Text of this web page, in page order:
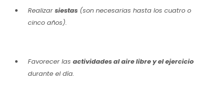
Realizarsiestas (son necesarias hasta los cuatro o
cinco años).
Favorecer lasactividades al aire libre y el ejercicio
durante el día.